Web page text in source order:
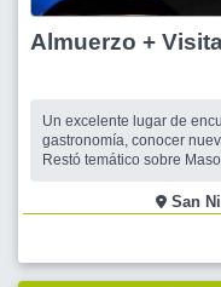
Almuerzo +
Un excelente lugar de
gastronomía, conocer
Restó temático sobre
Café de Marco se
tradición...reun